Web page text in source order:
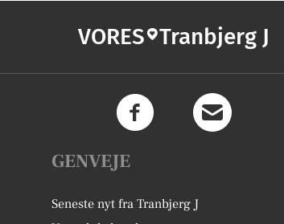
VORES Tranbjerg J
GENVEJE
Seneste nyt fra Tranbjerg J